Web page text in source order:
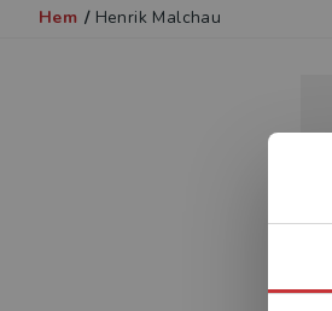
Hem / Henrik Malchau